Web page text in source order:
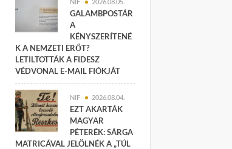
GALAMBPOSTÁR
A
KÉNYSZERÍTENÉ
K A NEMZETI ERŐT?
LETILTOTTÁK A FIDESZ
VÉDVONAL E-MAIL FIÓKJÁT
NIF 2026.08.04.
EZT AKARTÁK
MAGYAR
PÉTERÉK: SÁRGA
MATRICÁVAL JELÖLNÉK A „TÚL